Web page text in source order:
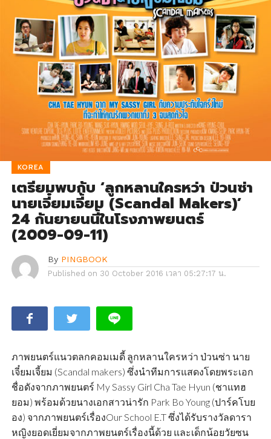
KOREA
เตรียมพบกับ ‘ลูกหลานใครหว่า ป่วนซ่า
นายเจี๋ยมเจี้ยม (Scandal Makers)’
24 กันยายนนี้ในโรงภาพยนตร์
(2009-09-11)
By PINGBOOK
Published on 30 October 2016 เวลา 05:27:17 น.
ภาพยนตร์แนวตลกคอมเมดี้ ลูกหลานใครหว่า ป่วนซ่า นาย
เจี๋ยมเจี้ยม (Scandal makers) ซึ่งนำทีมการแสดงโดยพระเอก
ชื่อดังจากภาพยนตร์ My Sassy Girl Cha Tae Hyun (ชาแทฮ
ยอม) พร้อมด้วยนางเอกสาวน่ารัก Park Bo Young (ปาร์คโบย
อง) จากภาพยนตร์เรื่องOur School E.T ซึ่งได้รับรางวัลดารา
หญิงยอดเยี่ยมจากภาพยนตร์เรื่องนี้ด้วย และเด็กน้อยวัยซน